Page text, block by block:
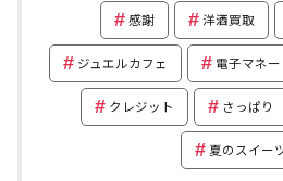
感謝 洋酒買取
ジュエルカフェ 電子マネー
クレジット さっぱり
夏のスイー